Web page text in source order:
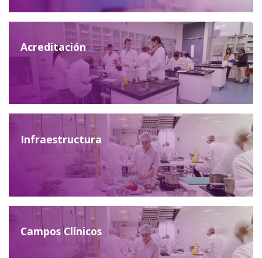
Acreditación
Infraestructura
Campos Clínicos